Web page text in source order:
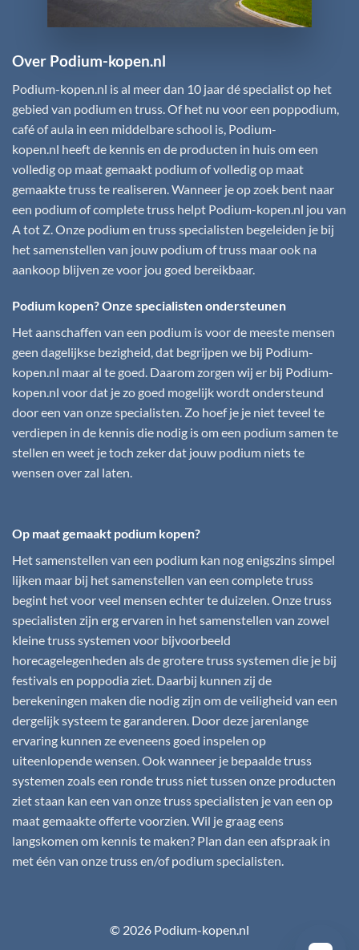
Over Podium-kopen.nl
Podium-kopen.nl is al meer dan 10 jaar dé specialist op het
gebied van podium en truss. Of het nu voor een poppodium,
café of aula in een middelbare school is, Podium-
kopen.nl heeft de kennis en de producten in huis om een
volledig op maat gemaakt podium of volledig op maat
gemaakte truss te realiseren. Wanneer je op zoek bent naar
een podium of complete truss helpt Podium-kopen.nl jou van
A tot Z. Onze podium en truss specialisten begeleiden je bij
het samenstellen van jouw podium of truss maar ook na
aankoop blijven ze voor jou goed bereikbaar.
Podium kopen? Onze specialisten ondersteunen
Het aanschaffen van een podium is voor de meeste mensen
geen dagelijkse bezigheid, dat begrijpen we bij Podium-
kopen.nl maar al te goed. Daarom zorgen wij er bij Podium-
kopen.nl voor dat je zo goed mogelijk wordt ondersteund
door een van onze specialisten. Zo hoef je je niet teveel te
verdiepen in de kennis die nodig is om een podium samen te
stellen en weet je toch zeker dat jouw podium niets te
wensen over zal laten.
Op maat gemaakt podium kopen?
Het samenstellen van een podium kan nog enigszins simpel
lijken maar bij het samenstellen van een complete truss
begint het voor veel mensen echter te duizelen. Onze truss
specialisten zijn erg ervaren in het samenstellen van zowel
kleine truss systemen voor bijvoorbeeld
horecagelegenheden als de grotere truss systemen die je bij
festivals en poppodia ziet. Daarbij kunnen zij de
berekeningen maken die nodig zijn om de veiligheid van een
dergelijk systeem te garanderen. Door deze jarenlange
ervaring kunnen ze eveneens goed inspelen op
uiteenlopende wensen. Ook wanneer je bepaalde truss
systemen zoals een ronde truss niet tussen onze producten
ziet staan kan een van onze truss specialisten je van een op
maat gemaakte offerte voorzien. Wil je graag eens
langskomen om kennis te maken? Plan dan een afspraak in
met één van onze truss en/of podium specialisten.
© 2026 Podium-kopen.nl